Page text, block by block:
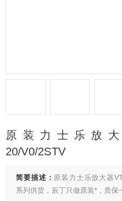
原装力士乐放大
20/V0/2STV
简要描述： 原装力士乐放大器
系列供货，辰丁只做原装*，质保